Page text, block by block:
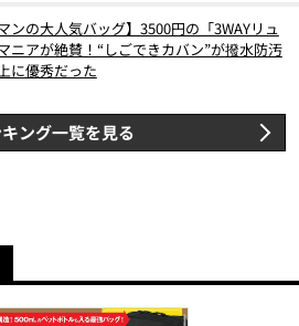
ンの大人気バッグ】3500円の「3WAYリュ
ニアが絶賛！“しごできカバン”が撥水防汚
に優秀だった
ング一覧を見る